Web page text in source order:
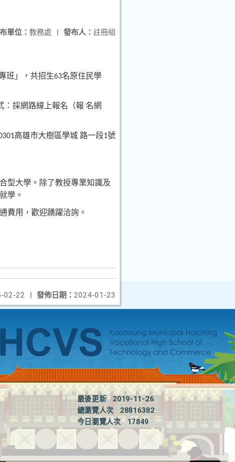
發布人： 註冊組
單位： 教務處 |
班」，共招生63名原住民學
：採網路線上報名（報 名網
高雄市大樹區學城 路一段1號
型大學。除了教授專業知識及
學。
費用，歡迎踴躍洽詢。
發佈日期： 2024-01-23
02-22 |
最後更新
2019-11-26
總瀏覽人次
28816382
今日瀏覽人次
17849